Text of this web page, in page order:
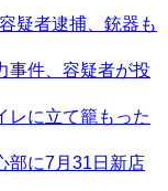
疑者逮捕、銃器も
事件、容疑者が投
レに立て籠もった
部に7月31日新店